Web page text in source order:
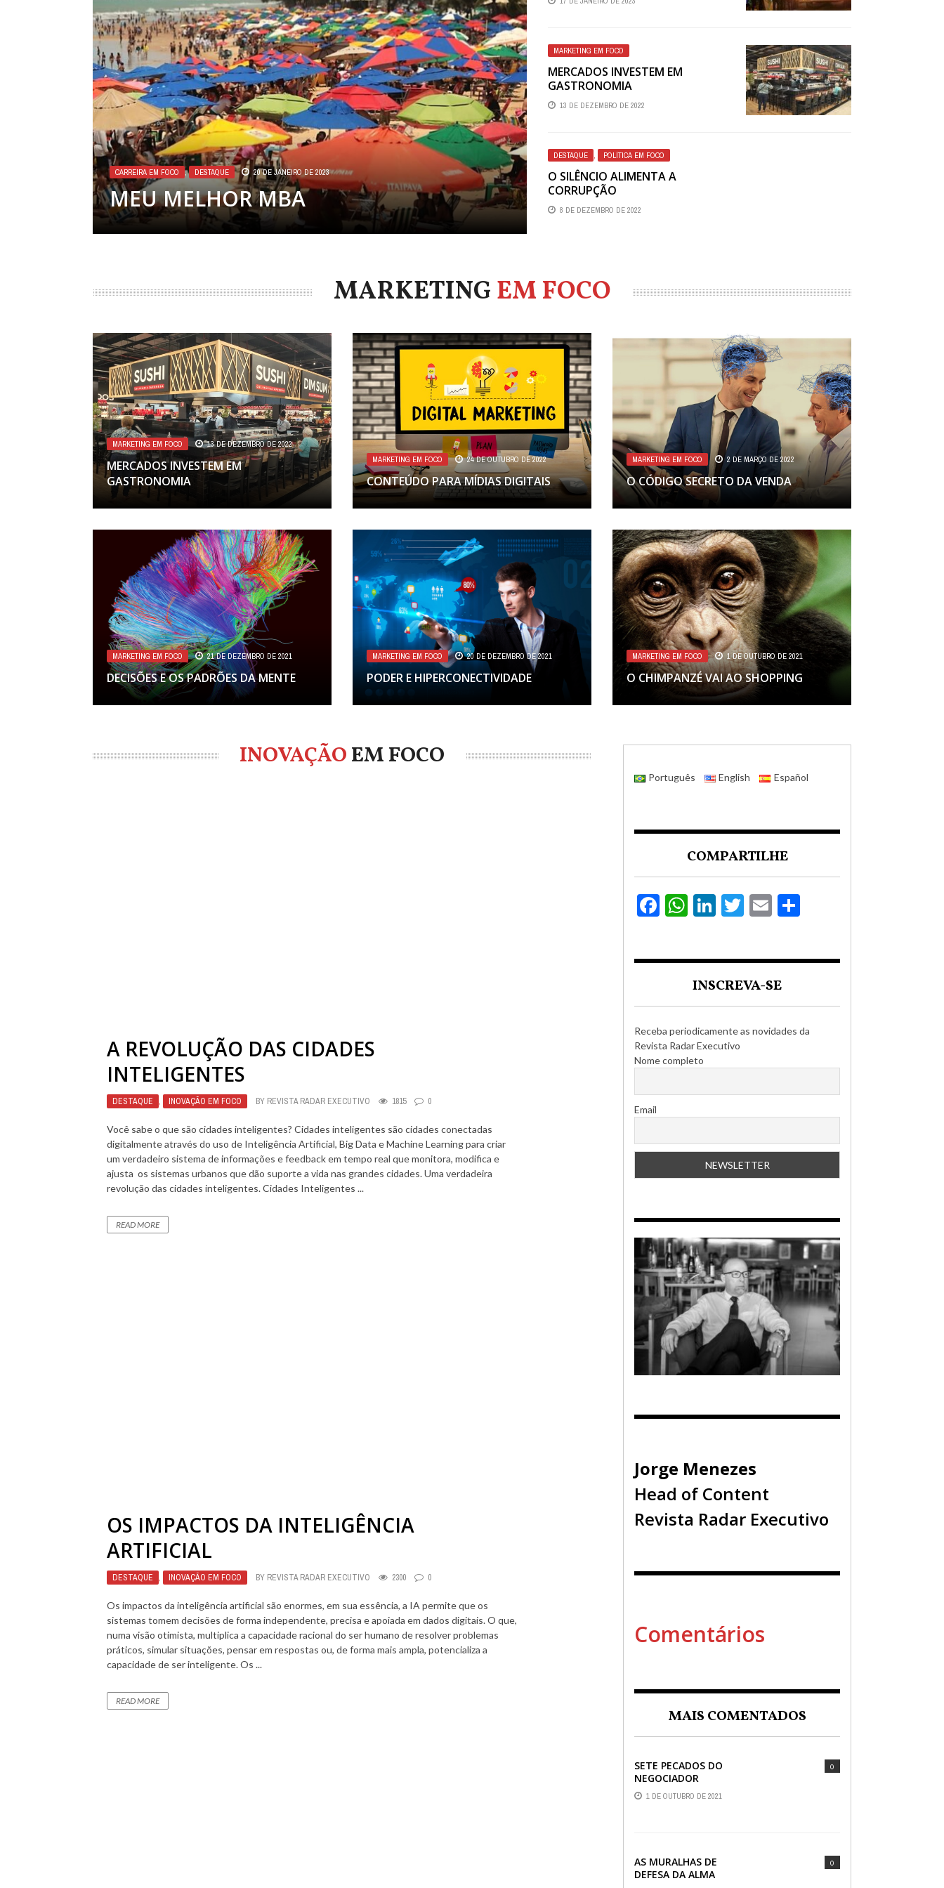
CARREIRA EM FOCO , DESTAQUE 20 DE JANEIRO DE 2023
MEU MELHOR MBA
MARKETING EM FOCO
MERCADOS INVESTEM EM
GASTRONOMIA
13 DE DEZEMBRO DE 2022
DESTAQUE , POLÍTICA EM FOCO
O SILÊNCIO ALIMENTA A
CORRUPÇÃO
8 DE DEZEMBRO DE 2022
MARKETING EM FOCO
MARKETING EM FOCO 13 DE DEZEMBRO DE 2022
MERCADOS INVESTEM EM
GASTRONOMIA
MARKETING EM FOCO 24 DE OUTUBRO DE 2022
CONTEÚDO PARA MÍDIAS DIGITAIS
MARKETING EM FOCO 2 DE MARÇO DE 2022
O CÓDIGO SECRETO DA VENDA
MARKETING EM FOCO 21 DE DEZEMBRO DE 2021
DECISÕES E OS PADRÕES DA MENTE
MARKETING EM FOCO 20 DE DEZEMBRO DE 2021
PODER E HIPERCONECTIVIDADE
MARKETING EM FOCO 1 DE OUTUBRO DE 2021
O CHIMPANZÉ VAI AO SHOPPING
INOVAÇÃOEM FOCO
A REVOLUÇÃO DAS CIDADES
INTELIGENTES
DESTAQUE , INOVAÇÃO EM FOCO BY REVISTA RADAR EXECUTIVO 1815 0
Você sabe o que são cidades inteligentes? Cidades inteligentes são cidades conectadas
digitalmente através do uso de Inteligência Artificial, Big Data e Machine Learning para criar
um verdadeiro sistema de informações e feedback em tempo real que monitora, modifica e
ajusta os sistemas urbanos que dão suporte a vida nas grandes cidades. Uma verdadeira
revolução das cidades inteligentes. Cidades Inteligentes ...
READ MORE
OS IMPACTOS DA INTELIGÊNCIA
ARTIFICIAL
DESTAQUE , INOVAÇÃO EM FOCO BY REVISTA RADAR EXECUTIVO 2300 0
Os impactos da inteligência artificial são enormes, em sua essência, a IA permite que os
sistemas tomem decisões de forma independente, precisa e apoiada em dados digitais. O que,
numa visão otimista, multiplica a capacidade racional do ser humano de resolver problemas
práticos, simular situações, pensar em respostas ou, de forma mais ampla, potencializa a
capacidade de ser inteligente. Os ...
READ MORE
Português English Español
COMPARTILHE
Facebook
WhatsApp
LinkedIn
Twitter
Email
INSCREVA-SE
Receba periodicamente as novidades da
Revista Radar Executivo
Nome completo
Email
Jorge Menezes
Head of Content
Revista Radar Executivo
Comentários
MAIS COMENTADOS
0
SETE PECADOS DO
NEGOCIADOR
1 DE OUTUBRO DE 2021
0
AS MURALHAS DE
DEFESA DA ALMA